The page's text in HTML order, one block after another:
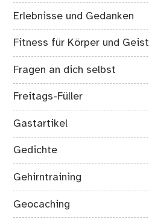
Erlebnisse und Gedanken
Fitness für Körper und Geist
Fragen an dich selbst
Freitags-Füller
Gastartikel
Gedichte
Gehirntraining
Geocaching